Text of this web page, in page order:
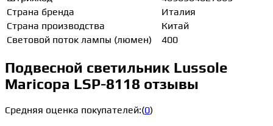
Страна бренда
Италия
Страна производства
Китай
Световой поток лампы (люмен)
400
Подвесной светильник Lussole
Maricopa LSP-8118 отзывы
Средняя оценка покупателей:(0)